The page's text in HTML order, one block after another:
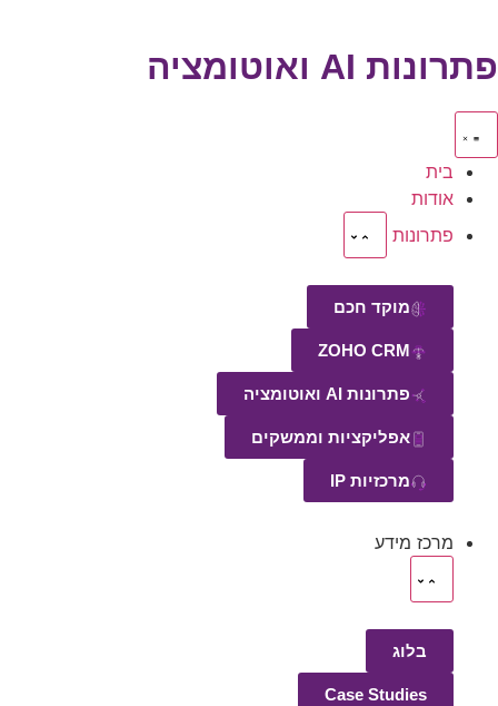
פתרונות AI ואוטומציה
בית
אודות
פתרונות
מוקד חכם
ZOHO CRM
פתרונות AI ואוטומציה
אפליקציות וממשקים
מרכזיות IP
מרכז מידע
בלוג
Case Studies